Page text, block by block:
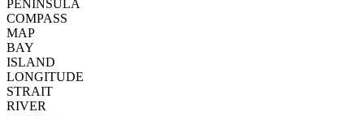
PENINSULA
COMPASS
MAP
BAY
ISLAND
LONGITUDE
STRAIT
RIVER